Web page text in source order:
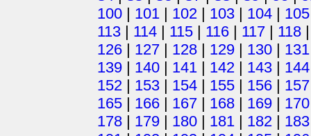
100 | 101 | 102 | 103 | 104 | 105
113 | 114 | 115 | 116 | 117 | 118
126 | 127 | 128 | 129 | 130 | 131
139 | 140 | 141 | 142 | 143 | 144
152 | 153 | 154 | 155 | 156 | 157
165 | 166 | 167 | 168 | 169 | 170
178 | 179 | 180 | 181 | 182 | 183